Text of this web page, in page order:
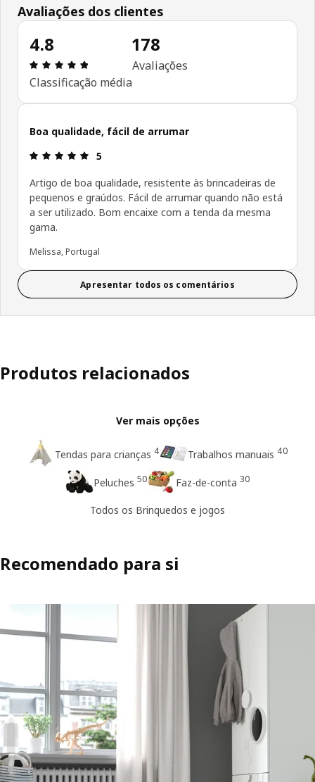
Avaliações dos clientes
4.8
Avaliações: 4.8 de 5 estrelas. Total de
Classificação média
178
Avaliações
Boa qualidade, fácil de arrumar
Avaliações: 5 de 5 estrelas.
5
Artigo de boa qualidade, resistente às brincadeiras de
pequenos e graúdos. Fácil de arrumar quando não está
a ser utilizado. Bom encaixe com a tenda da mesma
gama.
Melissa, Portugal
Apresentar todos os comentários
Produtos relacionados
Ver mais opções
Tendas para crianças 4 Trabalhos manuais 40
Peluches 50 Faz-de-conta 30
Todos os Brinquedos e jogos
Recomendado para si